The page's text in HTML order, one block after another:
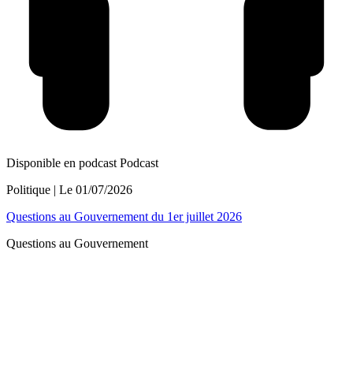
Disponible en podcast Podcast
Politique | Le 01/07/2026
Questions au Gouvernement du 1er juillet 2026
Questions au Gouvernement